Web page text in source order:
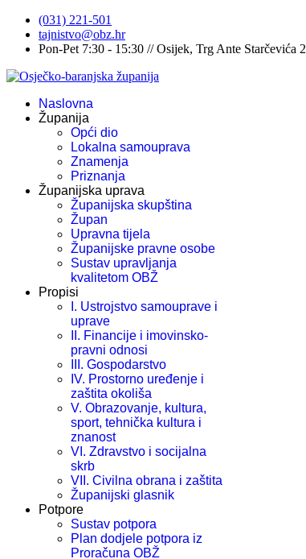
(031) 221-501
tajnistvo@obz.hr
Pon-Pet 7:30 - 15:30 // Osijek, Trg Ante Starčevića 2
Naslovna
Županija
Opći dio
Lokalna samouprava
Znamenja
Priznanja
Županijska uprava
Županijska skupština
Župan
Upravna tijela
Županijske pravne osobe
Sustav upravljanja
kvalitetom OBŽ
Propisi
I. Ustrojstvo samouprave i
uprave
II. Financije i imovinsko-
pravni odnosi
III. Gospodarstvo
IV. Prostorno uređenje i
zaštita okoliša
V. Obrazovanje, kultura,
sport, tehnička kultura i
znanost
VI. Zdravstvo i socijalna
skrb
VII. Civilna obrana i zaštita
Županijski glasnik
Potpore
Sustav potpora
Plan dodjele potpora iz
Proračuna OBŽ